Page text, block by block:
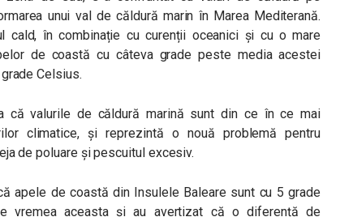
unui val de căldură marin în Marea Mediterană.
cald, în combinație cu curenții oceanici și cu o mare
de coastă cu câteva grade peste media acestei
Celsius.
că valurile de căldură marină sunt din ce în ce mai
climatice, și reprezintă o nouă problemă pentru
de poluare și pescuitul excesiv.
apele de coastă din Insulele Baleare sunt cu 5 grade
vremea aceasta și au avertizat că o diferență de